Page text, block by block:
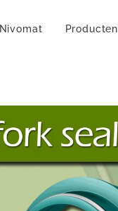
Nivomat Producten